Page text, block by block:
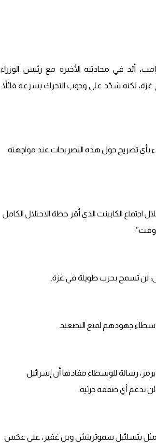
أيّد في محادثته الأخيرة مع رئيس الوزراء
غزة، لكنه شدّد على وجوب التحرك بسرعة قائلاً:
بأي تصريح حول هذه التصريحات عند مواجهته
اجتماع الكابينت الذي أقر خطة الاحتلال الكامل
وقت”.
لن تسمح بحرب طويلة في غزة.
جهودهم لمنع التصعيد.
رسالة للوسطاء مفادها أن إسرائيل
تدعم أي صفقة جزئية.
مثل بتسلئيل سموتريتش وبن غفير، على عكس